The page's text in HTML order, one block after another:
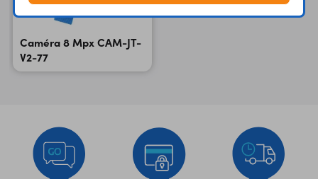
Caméra 8 Mpx CAM-JT-
V2-77